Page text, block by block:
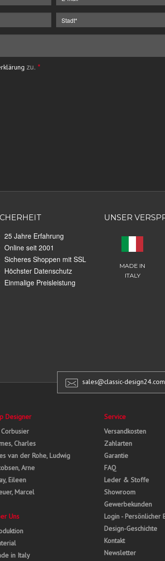
zu. *
25 Jahre Erfahrung
Online seit 2001
Sicheres Shoppen mit SSL
Höchster Datenschutz
Einmalige Preisleistung
UNSER
MADE IN
ITALY
sales@classic-design24.com
Designer
Corbusier
Charles
van der Rohe, Ludwig
Arne
Eileen
Marcel
Uns
in Italy
Service
Versandkosten
Zahlarten
Garantie
FAQ
Leder & Stoffe
Showroom
Gewerbekunden
Login - Persönlicher
Design-Geschichte
Kontakt
Newsletter